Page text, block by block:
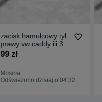
zacisk hamulcowy tył
prawy vw caddy iii 3
golf v 5 touran i 1
99 zł
Mosina
Odświeżono dzisiaj o 04:32